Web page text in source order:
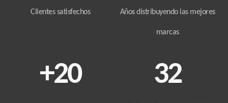
Clientes satisfechos Años distribuyendo las mejores
marcas
+20 32